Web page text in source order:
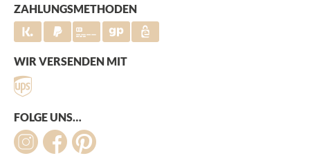
ZAHLUNGSMETHODEN
WIR VERSENDEN MIT
FOLGE UNS…